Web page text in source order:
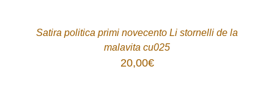
Satira politica primi novecento Li stornelli de la
malavita cu025
20,00€